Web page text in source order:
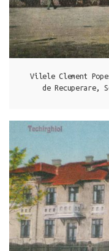
Vilele Clement
de Recuperare,